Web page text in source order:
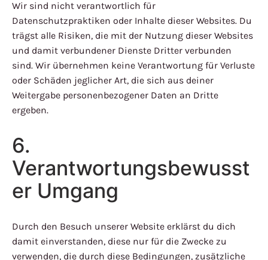
Wir sind nicht verantwortlich für
Datenschutzpraktiken oder Inhalte dieser Websites. Du
trägst alle Risiken, die mit der Nutzung dieser Websites
und damit verbundener Dienste Dritter verbunden
sind. Wir übernehmen keine Verantwortung für Verluste
oder Schäden jeglicher Art, die sich aus deiner
Weitergabe personenbezogener Daten an Dritte
ergeben.
6.
Verantwortungsbewusst
er Umgang
Durch den Besuch unserer Website erklärst du dich
damit einverstanden, diese nur für die Zwecke zu
verwenden, die durch diese Bedingungen, zusätzliche